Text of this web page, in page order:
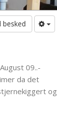
besked
09..-
da det
og